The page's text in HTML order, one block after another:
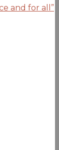
and for all”